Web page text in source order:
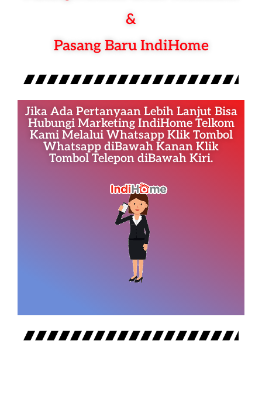
&
Pasang Baru IndiHome
Jika Ada Pertanyaan Lebih Lanjut Bisa
Hubungi Marketing IndiHome Telkom
Kami Melalui Whatsapp Klik Tombol
Whatsapp diBawah Kanan Klik
Tombol Telepon diBawah Kiri.